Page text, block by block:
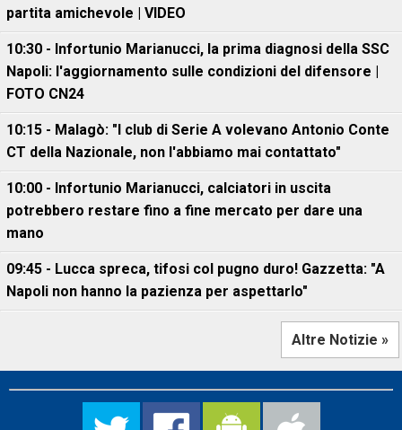
partita amichevole | VIDEO
10:30 - Infortunio Marianucci, la prima diagnosi della SSC
Napoli: l'aggiornamento sulle condizioni del difensore |
FOTO CN24
10:15 - Malagò: "I club di Serie A volevano Antonio Conte
CT della Nazionale, non l'abbiamo mai contattato"
10:00 - Infortunio Marianucci, calciatori in uscita
potrebbero restare fino a fine mercato per dare una
mano
09:45 - Lucca spreca, tifosi col pugno duro! Gazzetta: "A
Napoli non hanno la pazienza per aspettarlo"
Altre Notizie »